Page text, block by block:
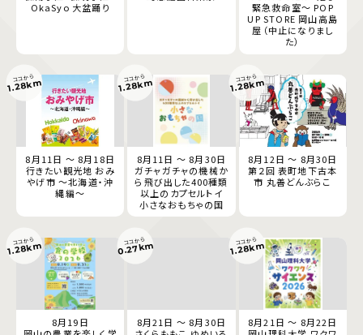
OkaSyo 大盆踊り
緊急救命室～ POP
UP STORE 岡山高島
屋（中止になりまし
た）
8月11日 ～ 8月18日
行きたい観光地 おみ
やげ市 ～北海道・沖
縄編～
ココから
1.28km
8月11日 ～ 8月30日
ガチャガチャの機械か
ら飛び出した400種類
以上のカプセルトイ
小さなおもちゃの国
ココから
1.28km
8月12日 ～ 8月30日
第２回 表町地下古本
市 丸善どんぶらこ
ココから
1.28km
8月19日
ココから
1.28km
8月21日 ～ 8月30日
ココから
0.27km
8月21日 ～ 8月22日
ココから
1.28km